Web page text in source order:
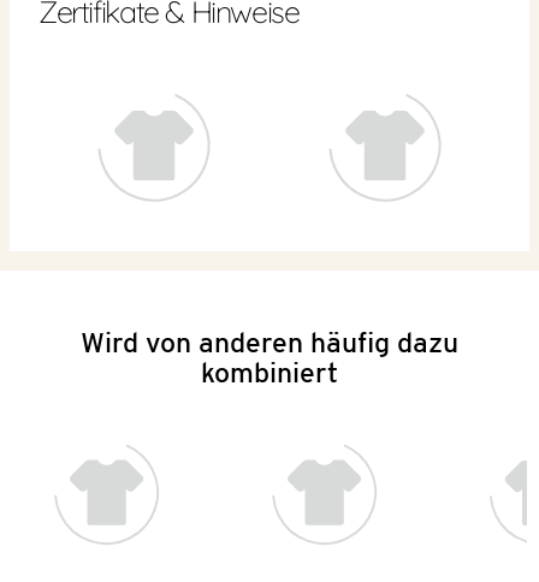
Zertifikate & Hinweise
Wird von anderen häufig dazu
kombiniert